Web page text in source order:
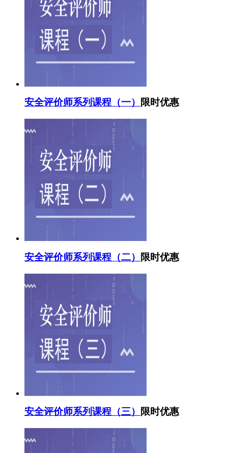
安全评价师系列课程（一） 限时优惠
安全评价师系列课程（二） 限时优惠
安全评价师系列课程（三） 限时优惠